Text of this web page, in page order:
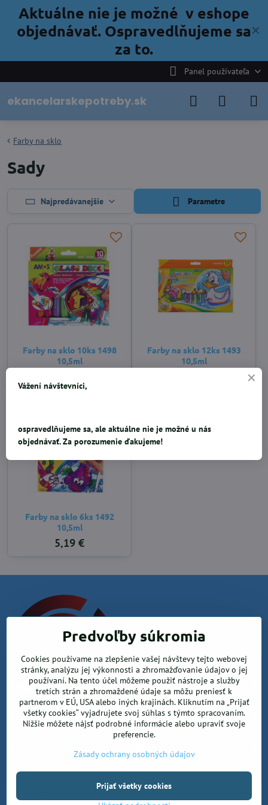
✕
Aktuálne nie je možné v eshope
objednávať. Ospravedlňujeme sa
za to.
Panel používateľa
ekancelarskepotreby.sk
Farby na sklo
Sady
Najpredávanejšie Parametre
Farby na sklo 10ks 1498
10,5ml
Farby na sklo 12ks 1493
10,5ml
Farby na sklo 6ks 1492
10,5ml
5,19 €
Krea office, s.r.o.
Kancelárske potreby
Kreatívne potreby a sortiment pre deti
©2026Copyright
Predvoľby súkromiaZásady ochrany osobných údajov
Predvoľby súkromia
Cookies používame na zlepšenie vašej návštevy tejto webovej
stránky, analýzu jej výkonnosti a zhromažďovanie údajov o jej
používaní. Na tento účel môžeme použiť nástroje a služby
tretích strán a zhromaždené údaje sa môžu preniesť k
partnerom v EÚ, USA alebo iných krajinách. Kliknutím na „Prijať
všetky cookies“ vyjadrujete svoj súhlas s týmto spracovaním.
Nižšie môžete nájsť podrobné informácie alebo upraviť svoje
preferencie.
Zásady ochrany osobných údajov
Prijať všetky cookies
Vážení návštevníci,
ospravedlňujeme sa, ale aktuálne nie je možné u nás
objednávať. Za porozumenie ďakujeme!